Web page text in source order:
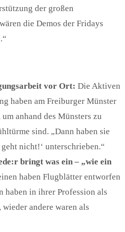
der großen
die Demos der Fridays
vor Ort: Die Aktiven
haben am Freiburger Münster
anhand des Münsters zu
sind. „Dann haben sie
nicht!‘ unterschrieben.“
bringt was ein – „wie ein
haben Flugblätter entworfen
haben in ihrer Profession als
andere waren als